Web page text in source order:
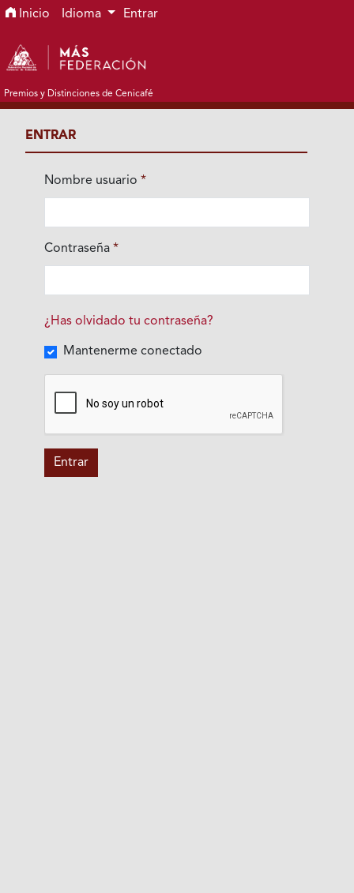
Ir al menú de navegación principal
Ir al contenido principal
Ir al pie de página del sitio
Inicio Idioma Entrar
Premios y Distinciones de Cenicafé
ENTRAR
Nombre usuario*
Obligatorio
Contraseña*
Obligatorio
¿Has olvidado tu contraseña?
Mantenerme conectado
Entrar